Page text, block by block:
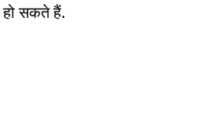
हो सकते हैं.